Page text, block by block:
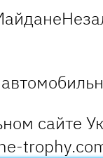
сайте